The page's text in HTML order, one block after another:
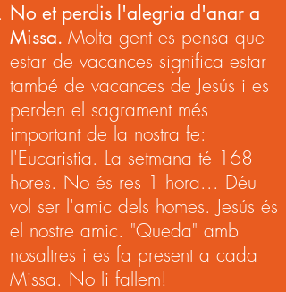
No et perdis l'alegria d'anar a
Missa. Molta gent es pensa que
estar de vacances significa estar
també de vacances de Jesús i es
perden el sagrament més
important de la nostra fe:
l'Eucaristia. La setmana té 168
hores. No és res 1 hora... Déu
vol ser l'amic dels homes. Jesús és
el nostre amic. "Queda" amb
nosaltres i es fa present a cada
Missa. No li fallem!